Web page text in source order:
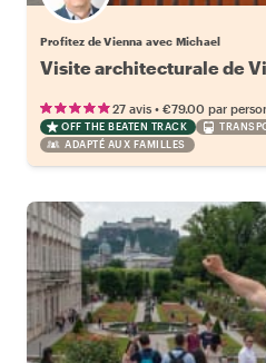
Profitez de Vienna avec Michael
Visite architecturale de
27 avis • €79.00 par
OFF THE BEATEN TRACK
ADAPTÉ AUX FAMILLES